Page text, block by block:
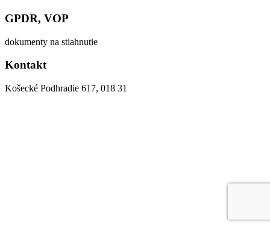
GPDR, VOP
dokumenty na stiahnutie
Kontakt
Košecké Podhradie 617, 018 31